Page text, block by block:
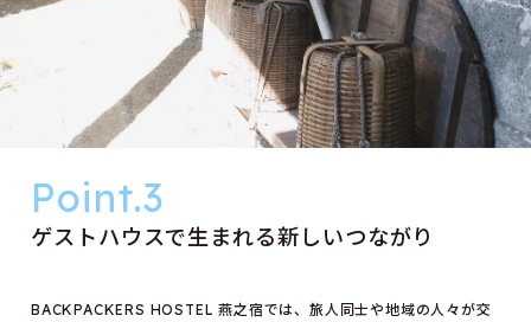
ゲストハウスで生まれる新しいつながり
BACKPACKERS HOSTEL 燕之宿では、旅人同士や地域の人々が交